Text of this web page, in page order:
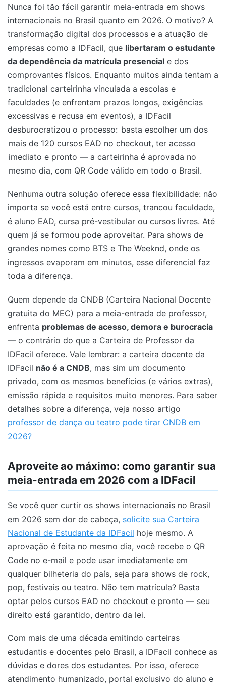
Nunca foi tão fácil garantir meia-entrada em shows
internacionais no Brasil quanto em 2026. O motivo? A
transformação digital dos processos e a atuação de
empresas como a IDFacil, que libertaram o estudante
da dependência da matrícula presencial e dos
comprovantes físicos. Enquanto muitos ainda tentam a
tradicional carteirinha vinculada a escolas e
faculdades (e enfrentam prazos longos, exigências
excessivas e recusa em eventos), a IDFacil
desburocratizou o processo: basta escolher um dos
mais de 120 cursos EAD no checkout, ter acesso
imediato e pronto — a carteirinha é aprovada no
mesmo dia, com QR Code válido em todo o Brasil.
Nenhuma outra solução oferece essa flexibilidade: não
importa se você está entre cursos, trancou faculdade,
é aluno EAD, cursa pré-vestibular ou cursos livres. Até
quem já se formou pode aproveitar. Para shows de
grandes nomes como BTS e The Weeknd, onde os
ingressos evaporam em minutos, esse diferencial faz
toda a diferença.
Quem depende da CNDB (Carteira Nacional Docente
gratuita do MEC) para a meia-entrada de professor,
enfrenta problemas de acesso, demora e burocracia
— o contrário do que a Carteira de Professor da
IDFacil oferece. Vale lembrar: a carteira docente da
IDFacil não é a CNDB, mas sim um documento
privado, com os mesmos benefícios (e vários extras),
emissão rápida e requisitos muito menores. Para saber
detalhes sobre a diferença, veja nosso artigo
professor de dança ou teatro pode tirar CNDB em
2026?
Aproveite ao máximo: como garantir sua
meia-entrada em 2026 com a IDFacil
Se você quer curtir os shows internacionais no Brasil
em 2026 sem dor de cabeça, solicite sua Carteira
Nacional de Estudante da IDFacil hoje mesmo. A
aprovação é feita no mesmo dia, você recebe o QR
Code no e-mail e pode usar imediatamente em
qualquer bilheteria do país, seja para shows de rock,
pop, festivais ou teatro. Não tem matrícula? Basta
optar pelos cursos EAD no checkout e pronto — seu
direito está garantido, dentro da lei.
Com mais de uma década emitindo carteiras
estudantis e docentes pelo Brasil, a IDFacil conhece as
dúvidas e dores dos estudantes. Por isso, oferece
atendimento humanizado, portal exclusivo do aluno e